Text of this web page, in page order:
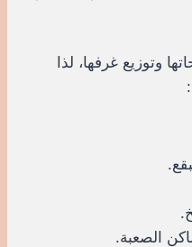
وتوزيع غرفها، لذا
الصعبة.